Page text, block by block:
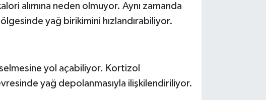
alımına neden olmuyor. Aynı zamanda
yağ birikimini hızlandırabiliyor.
yol açabiliyor. Kortizol
yağ depolanmasıyla ilişkilendiriliyor.